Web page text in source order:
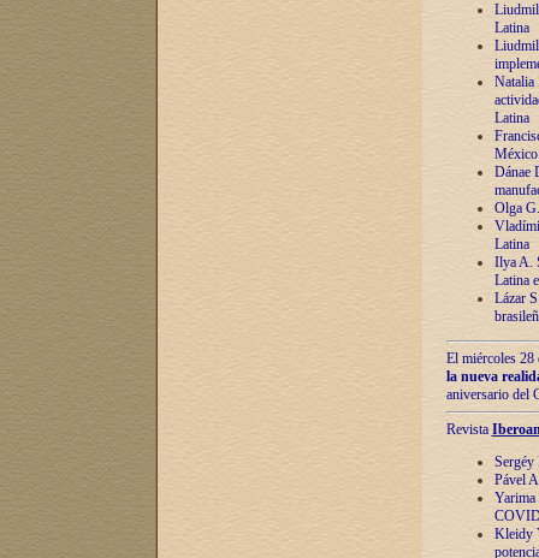
Latina
Natalia
Latina
México
Dánae
Olga
Latina
Ilya A.
Latina
Lázar
El miércoles 28
la nueva
aniversario del
Revista
Sergéy
Pável
Yarima
Kleidy